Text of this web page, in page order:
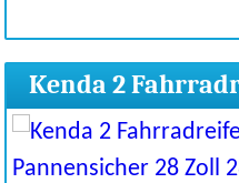
Kenda 2
Zoll 28 x 1.60